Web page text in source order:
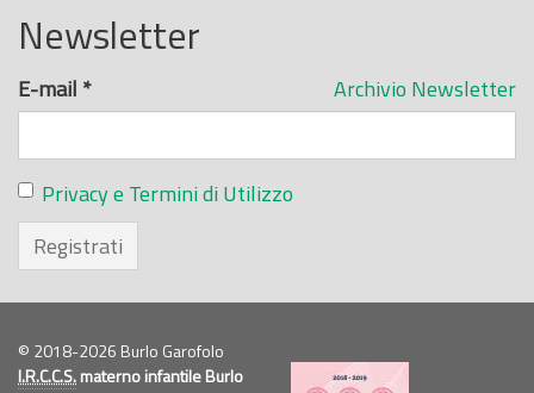
Newsletter
Archivio Newsletter
E-mail *
Privacy e Termini di Utilizzo
Registrati
© 2018-2026 Burlo Garofolo
I.R.C.C.S.materno infantile Burlo